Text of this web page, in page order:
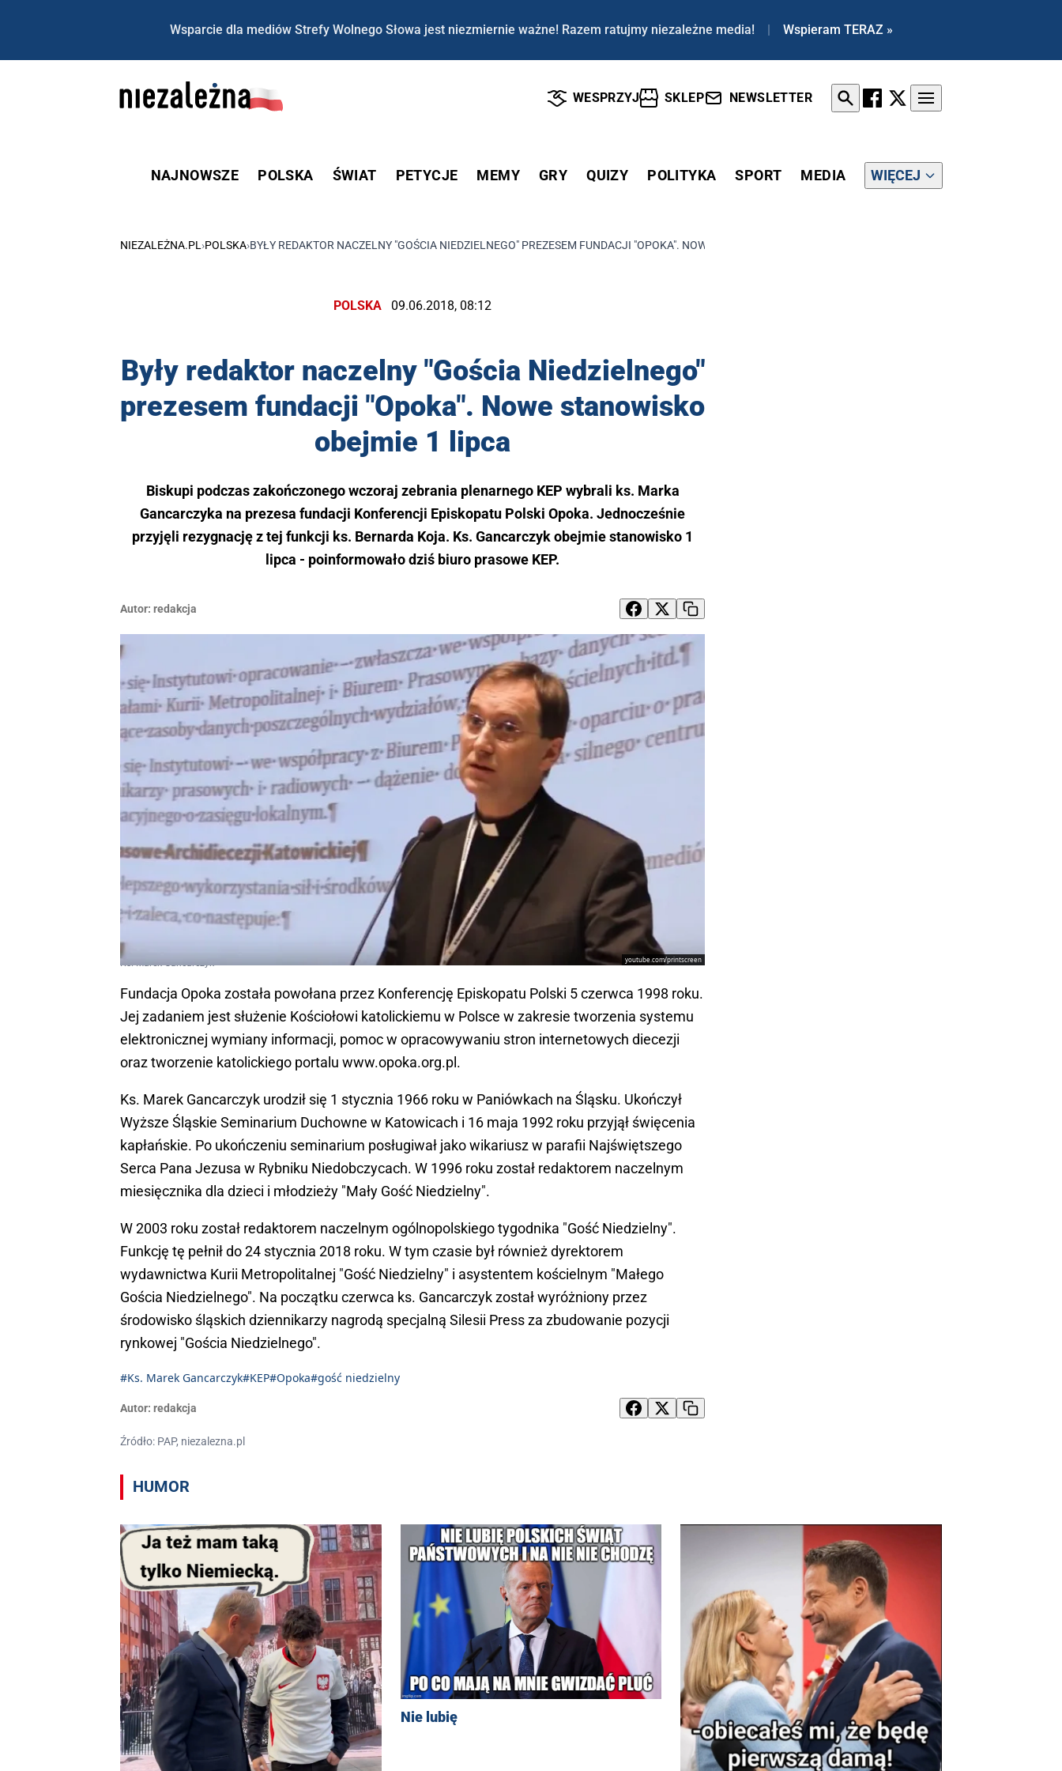
Wsparcie dla mediów Strefy Wolnego Słowa jest niezmiernie ważne! Razem ratujmy niezależne media! | Wspieram TERAZ »
WESPRZYJ SKLEP NEWSLETTER
NAJNOWSZE POLSKA ŚWIAT PETYCJE MEMY GRY QUIZY POLITYKA SPORT MEDIA WIĘCEJ
NIEZALEŻNA.PL ›POLSKA›BYŁY REDAKTOR NACZELNY "GOŚCIA NIEDZIELNEGO" PREZESEM FUNDACJI "OPOKA". NOWE STANOWISKO OBEJMIE 1 LIPCA
POLSKA 09.06.2018, 08:12
Były redaktor naczelny "Gościa Niedzielnego"
prezesem fundacji "Opoka". Nowe stanowisko
obejmie 1 lipca
Biskupi podczas zakończonego wczoraj zebrania plenarnego KEP wybrali ks. Marka
Gancarczyka na prezesa fundacji Konferencji Episkopatu Polski Opoka. Jednocześnie
przyjęli rezygnację z tej funkcji ks. Bernarda Koja. Ks. Gancarczyk obejmie stanowisko 1
lipca - poinformowało dziś biuro prasowe KEP.
Autor: redakcja
youtube.com/printscreen
Ks. Marek Gancarczyk
Fundacja Opoka została powołana przez Konferencję Episkopatu Polski 5 czerwca 1998 roku.
Jej zadaniem jest służenie Kościołowi katolickiemu w Polsce w zakresie tworzenia systemu
elektronicznej wymiany informacji, pomoc w opracowywaniu stron internetowych diecezji
oraz tworzenie katolickiego portalu www.opoka.org.pl.
Ks. Marek Gancarczyk urodził się 1 stycznia 1966 roku w Paniówkach na Śląsku. Ukończył
Wyższe Śląskie Seminarium Duchowne w Katowicach i 16 maja 1992 roku przyjął święcenia
kapłańskie. Po ukończeniu seminarium posługiwał jako wikariusz w parafii Najświętszego
Serca Pana Jezusa w Rybniku Niedobczycach. W 1996 roku został redaktorem naczelnym
miesięcznika dla dzieci i młodzieży "Mały Gość Niedzielny".
W 2003 roku został redaktorem naczelnym ogólnopolskiego tygodnika "Gość Niedzielny".
Funkcję tę pełnił do 24 stycznia 2018 roku. W tym czasie był również dyrektorem
wydawnictwa Kurii Metropolitalnej "Gość Niedzielny" i asystentem kościelnym "Małego
Gościa Niedzielnego". Na początku czerwca ks. Gancarczyk został wyróżniony przez
środowisko śląskich dziennikarzy nagrodą specjalną Silesii Press za zbudowanie pozycji
rynkowej "Gościa Niedzielnego".
#Ks. Marek Gancarczyk#KEP#Opoka#gość niedzielny
Autor: redakcja
Źródło: PAP, niezalezna.pl
HUMOR
Nie lubię